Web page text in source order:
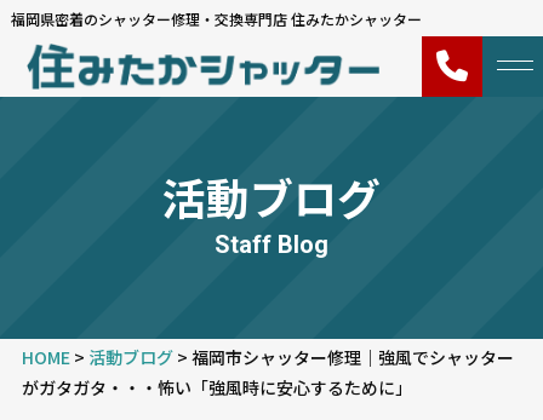
福岡県密着のシャッター修理・交換専門店 住みたかシャッター
活動ブログ
Staff Blog
HOME> 活動ブログ> 福岡市シャッター修理｜強風でシャッター
がガタガタ・・・怖い「強風時に安心するために」